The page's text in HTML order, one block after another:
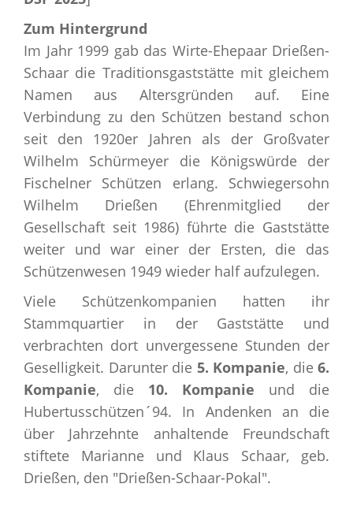
Zum Hintergrund
Im Jahr 1999 gab das Wirte-Ehepaar Drießen-
Schaar die Traditionsgaststätte mit gleichem
Namen aus Altersgründen auf. Eine
Verbindung zu den Schützen bestand schon
seit den 1920er Jahren als der Großvater
Wilhelm Schürmeyer die Königswürde der
Fischelner Schützen erlang. Schwiegersohn
Wilhelm Drießen (Ehrenmitglied der
Gesellschaft seit 1986) führte die Gaststätte
weiter und war einer der Ersten, die das
Schützenwesen 1949 wieder half aufzulegen.
Viele Schützenkompanien hatten ihr
Stammquartier in der Gaststätte und
verbrachten dort unvergessene Stunden der
Geselligkeit. Darunter die 5. Kompanie, die 6.
Kompanie, die 10. Kompanie und die
Hubertusschützen´94. In Andenken an die
über Jahrzehnte anhaltende Freundschaft
stiftete Marianne und Klaus Schaar, geb.
Drießen, den "Drießen-Schaar-Pokal".